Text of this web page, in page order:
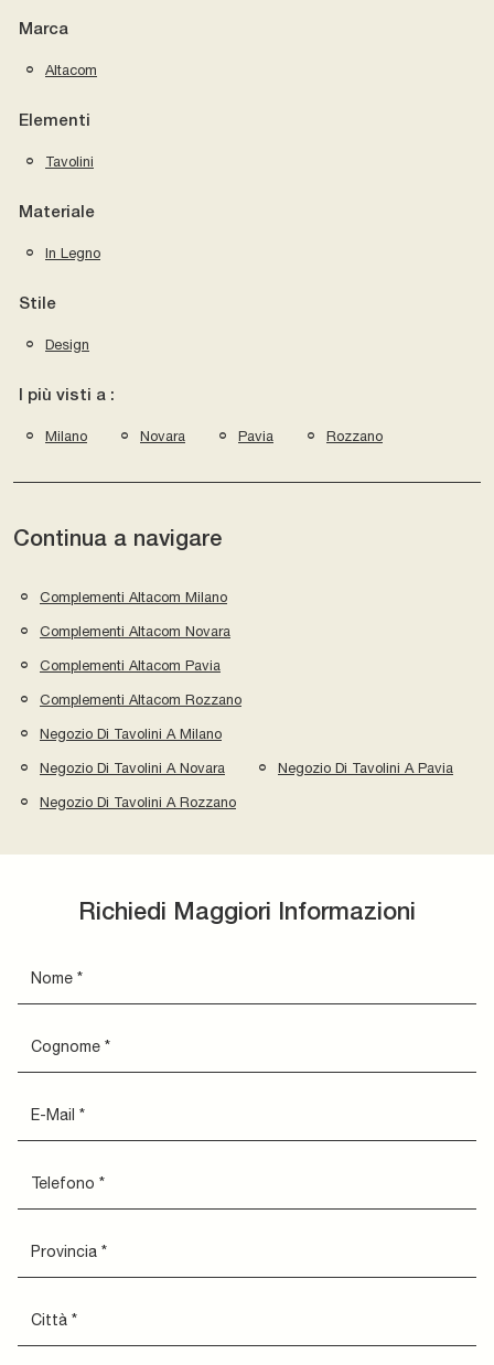
Marca
Altacom
Elementi
Tavolini
Materiale
In Legno
Stile
Design
I più visti a :
Milano Novara Pavia Rozzano
Continua a navigare
Complementi Altacom Milano
Complementi Altacom Novara
Complementi Altacom Pavia
Complementi Altacom Rozzano
Negozio Di Tavolini A Milano
Negozio Di Tavolini A Novara Negozio Di Tavolini A Pavia
Negozio Di Tavolini A Rozzano
Richiedi Maggiori Informazioni